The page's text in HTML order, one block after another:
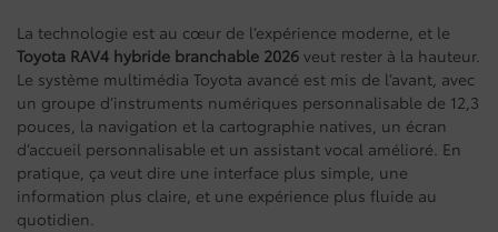
La technologie est au cœur de l’expérience moderne, et le
Toyota RAV4 hybride branchable 2026 veut rester à la hauteur.
Le système multimédia Toyota avancé est mis de l’avant, avec
un groupe d’instruments numériques personnalisable de 12,3
pouces, la navigation et la cartographie natives, un écran
d’accueil personnalisable et un assistant vocal amélioré. En
pratique, ça veut dire une interface plus simple, une
information plus claire, et une expérience plus fluide au
quotidien.